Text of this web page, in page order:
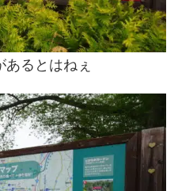
るとはねぇ